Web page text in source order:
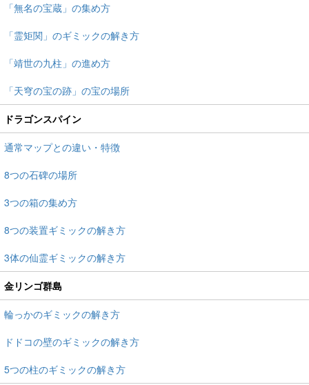
「無名の宝蔵」の集め方
「霊矩関」のギミックの解き方
「靖世の九柱」の進め方
「天穹の宝の跡」の宝の場所
ドラゴンスパイン
通常マップとの違い・特徴
8つの石碑の場所
3つの箱の集め方
8つの装置ギミックの解き方
3体の仙霊ギミックの解き方
金リンゴ群島
輪っかのギミックの解き方
ドドコの壁のギミックの解き方
5つの柱のギミックの解き方